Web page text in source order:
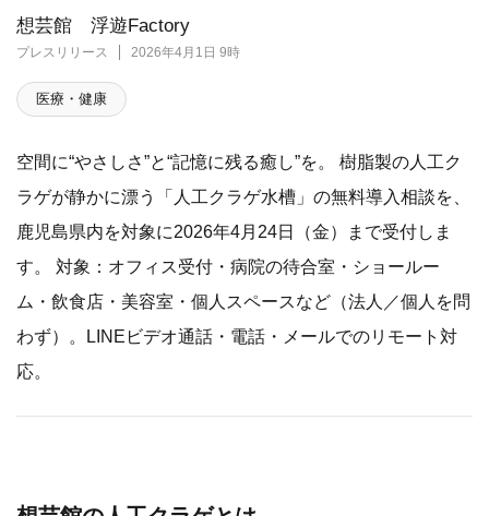
想芸館 浮遊Factory
プレスリリース 2026年4月1日 9時
医療・健康
空間に“やさしさ”と“記憶に残る癒し”を。 樹脂製の人工ク
ラゲが静かに漂う「人工クラゲ水槽」の無料導入相談を、
鹿児島県内を対象に2026年4月24日（金）まで受付しま
す。 対象：オフィス受付・病院の待合室・ショールー
ム・飲食店・美容室・個人スペースなど（法人／個人を問
わず）。LINEビデオ通話・電話・メールでのリモート対
応。